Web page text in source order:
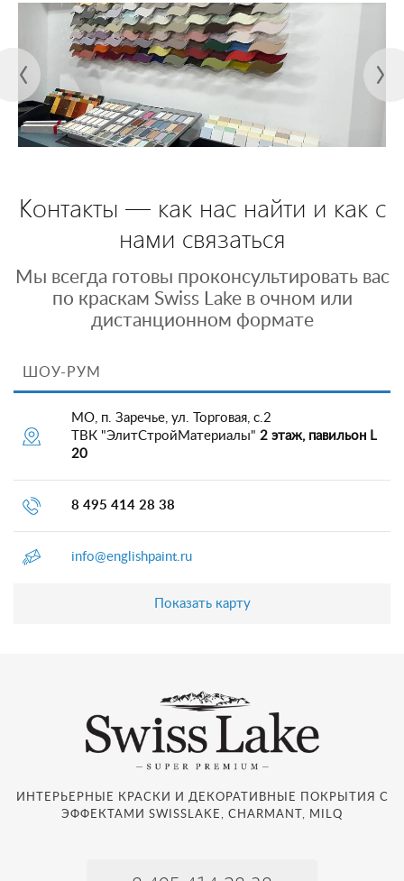
Контакты — как нас найти и как с
нами связаться
Мы всегда готовы проконсультировать вас
по краскам Swiss Lake в очном или
дистанционном формате
ШОУ-РУМ
МО, п. Заречье, ул. Торговая, с.2
ТВК "ЭлитСтройМатериалы" 2 этаж, павильон L
20
8 495 414 28 38
info@englishpaint.ru
Показать карту
ИНТЕРЬЕРНЫЕ КРАСКИ И ДЕКОРАТИВНЫЕ ПОКРЫТИЯ С
ЭФФЕКТАМИ SWISSLAKE, CHARMANT, MILQ